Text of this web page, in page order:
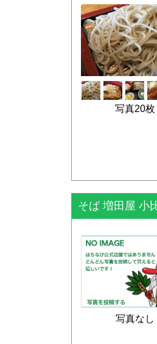
写真20枚
そば 増田屋 小
写真なし